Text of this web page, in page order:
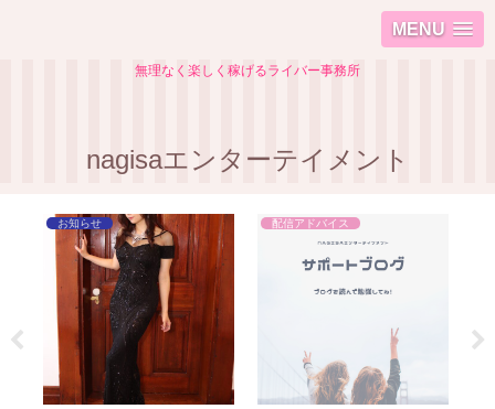
MENU
無理なく楽しく稼げるライバー事務所
nagisaエンターテイメント
お知らせ 配信アドバイス